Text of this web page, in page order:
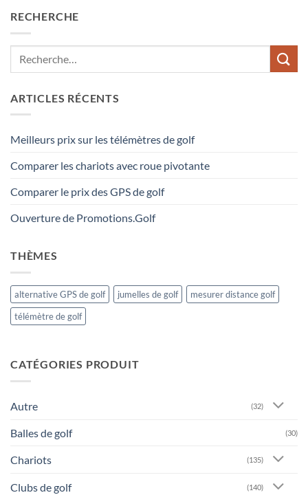
RECHERCHE
ARTICLES RÉCENTS
Meilleurs prix sur les télémètres de golf
Comparer les chariots avec roue pivotante
Comparer le prix des GPS de golf
Ouverture de Promotions.Golf
THÈMES
alternative GPS de golf jumelles de golf
mesurer distance golf
télémètre de golf
CATÉGORIES PRODUIT
Autre (32)
Balles de golf (30)
Chariots (135)
Clubs de golf (140)